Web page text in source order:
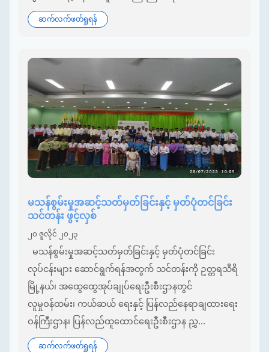
ဆက်လက်ဖတ်ရှုရန်
မသန်စွမ်းမှုအဆင့်သတ်မှတ်ခြင်းနှင့် မှတ်ပုံတင်ခြင်း
သင်တန်း ဖွင့်လှစ်
၂၀ ဇူလိုင် ၂၀၂၃
မသန်စွမ်းမှုအဆင့်သတ်မှတ်ခြင်းနှင့် မှတ်ပုံတင်ခြင်း
လုပ်ငန်းများ ဆောင်ရွက်ရန်အတွက် သင်တန်းကို ဥတ္တရသီရိ
မြို့နယ်၊ အထွေထွေအုပ်ချုပ်ရေးဦးစီးဌာနတွင်
လူမှုဝန်ထမ်း၊ ကယ်ဆယ် ရေးနှင့် ပြန်လည်နေရာချထားရေး
ဝန်ကြီးဌာန၊ ပြန်လည်ထူထောင်ရေးဦးစီးဌာန ညွှ...
ဆက်လက်ဖတ်ရှုရန်